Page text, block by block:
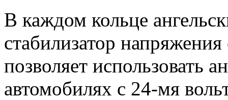
В каждом кольце
стабилизатор
позволяет использовать
автомобилях с 24-мя